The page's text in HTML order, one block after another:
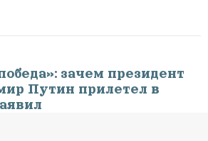
зачем президент
Путин прилетел в